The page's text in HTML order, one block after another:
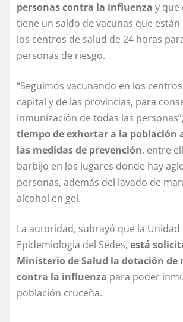
personas contra la influenza y que
tiene un saldo de vacunas que
los centros de salud de 24 horas
personas de riesgo.
“Seguimos vacunando en los
capital y de las provincias, para
inmunización de todas las
tiempo de exhortar a la población
las medidas de prevención, entre
barbijo en los lugares donde hay
personas, además del lavado de
alcohol en gel.
La autoridad, subrayó que la Unidad
Epidemiologia del Sedes, está
Ministerio de Salud la dotación de
contra la influenza para poder
población cruceña.